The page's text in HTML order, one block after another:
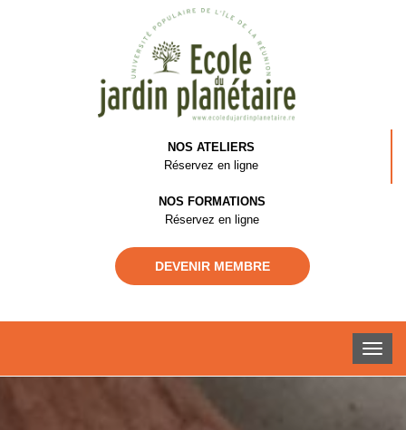
NOS ATELIERS
Réservez en ligne
NOS FORMATIONS
Réservez en ligne
DEVENIR MEMBRE